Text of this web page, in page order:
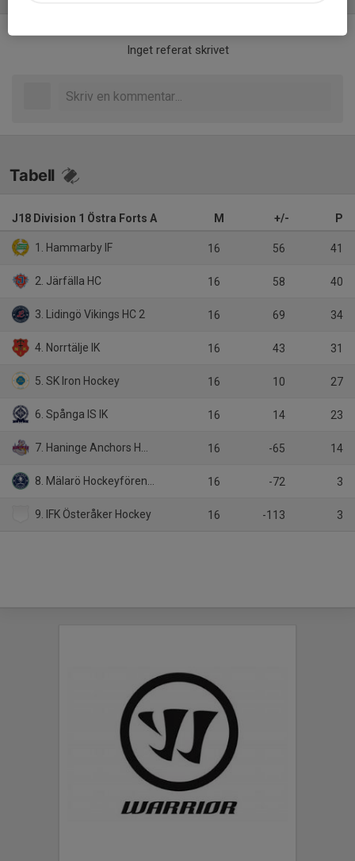
Inget referat skrivet
Tabell
J18 Division 1 Östra Forts A M +/- P
1. Hammarby IF 16 56 41
2. Järfälla HC 16 58 40
3. Lidingö Vikings HC 2 16 69 34
4. Norrtälje IK 16 43 31
5. SK Iron Hockey 16 10 27
6. Spånga IS IK 16 14 23
7. Haninge Anchors HC Röd 16 -65 14
8. Mälarö Hockeyförening 16 -72 3
9. IFK Österåker Hockey 16 -113 3